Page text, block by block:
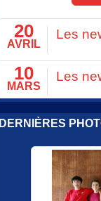
20
AVRIL
Les
10
MARS
Les
DERNIÈRES